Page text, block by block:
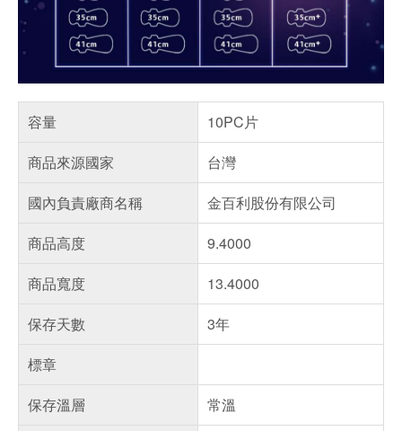
容量
10PC片
商品來源國家
台灣
國內負責廠商名稱
金百利股份有限公司
商品高度
9.4000
商品寬度
13.4000
保存天數
3年
標章
保存溫層
常溫